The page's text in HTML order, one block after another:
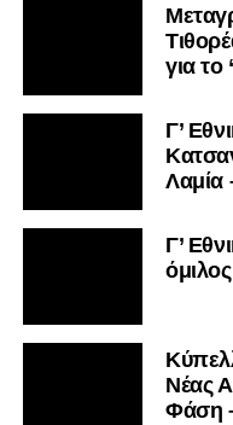
για
Γ’
Λαμία
Γ’
Nέας
Φάση